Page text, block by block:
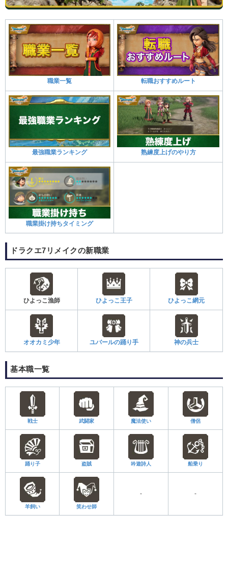
職業一覧 転職おすすめルート
最強職業ランキング 熟練度上げのやり方
職業掛け持ちタイミング
ドラクエ7リメイクの新職業
ひよっこ漁師 ひよっこ王子 ひよっこ網元
オオカミ少年 ユバールの踊り手 神の兵士
基本職一覧
戦士 武闘家 魔法使い 僧侶
踊り子 盗賊 吟遊詩人 船乗り
羊飼い 笑わせ師
- -